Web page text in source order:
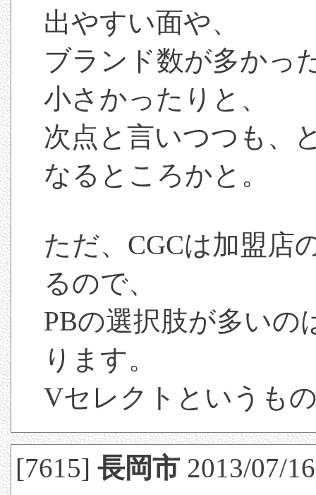
出やすい面や、
ブランド数が多かっ
小さかったりと、
次点と言いつつも、
なるところかと。
ただ、CGCは加盟店
るので、
PBの選択肢が多いの
ります。
Vセレクトというも
[7615]長岡市 2013/07/